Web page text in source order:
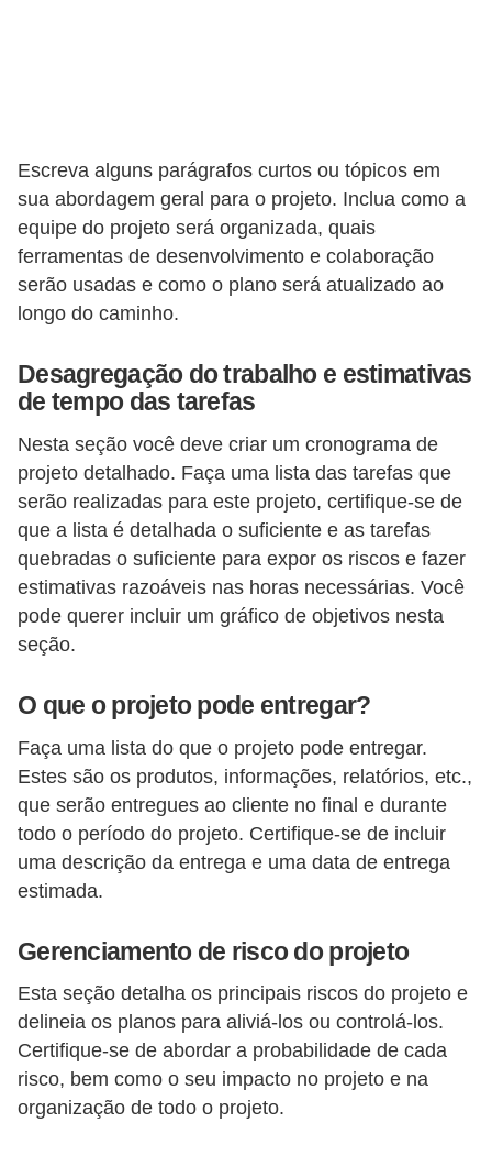
Escreva alguns parágrafos curtos ou tópicos em
sua abordagem geral para o projeto. Inclua como a
equipe do projeto será organizada, quais
ferramentas de desenvolvimento e colaboração
serão usadas e como o plano será atualizado ao
longo do caminho.
Desagregação do trabalho e estimativas
de tempo das tarefas
Nesta seção você deve criar um cronograma de
projeto detalhado. Faça uma lista das tarefas que
serão realizadas para este projeto, certifique-se de
que a lista é detalhada o suficiente e as tarefas
quebradas o suficiente para expor os riscos e fazer
estimativas razoáveis ​​nas horas necessárias. Você
pode querer incluir um gráfico de objetivos nesta
seção.
O que o projeto pode entregar?
Faça uma lista do que o projeto pode entregar.
Estes são os produtos, informações, relatórios, etc.,
que serão entregues ao cliente no final e durante
todo o período do projeto. Certifique-se de incluir
uma descrição da entrega e uma data de entrega
estimada.
Gerenciamento de risco do projeto
Esta seção detalha os principais riscos do projeto e
delineia os planos para aliviá-los ou controlá-los.
Certifique-se de abordar a probabilidade de cada
risco, bem como o seu impacto no projeto e na
organização de todo o projeto.
H
u
m
a
n
s
R
e
l
ó
g
i
o
s
e
p
o
n
t
o
o
f
t
w
a
r